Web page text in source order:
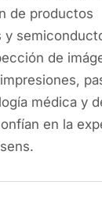
de productos
y
de
médica y
en la